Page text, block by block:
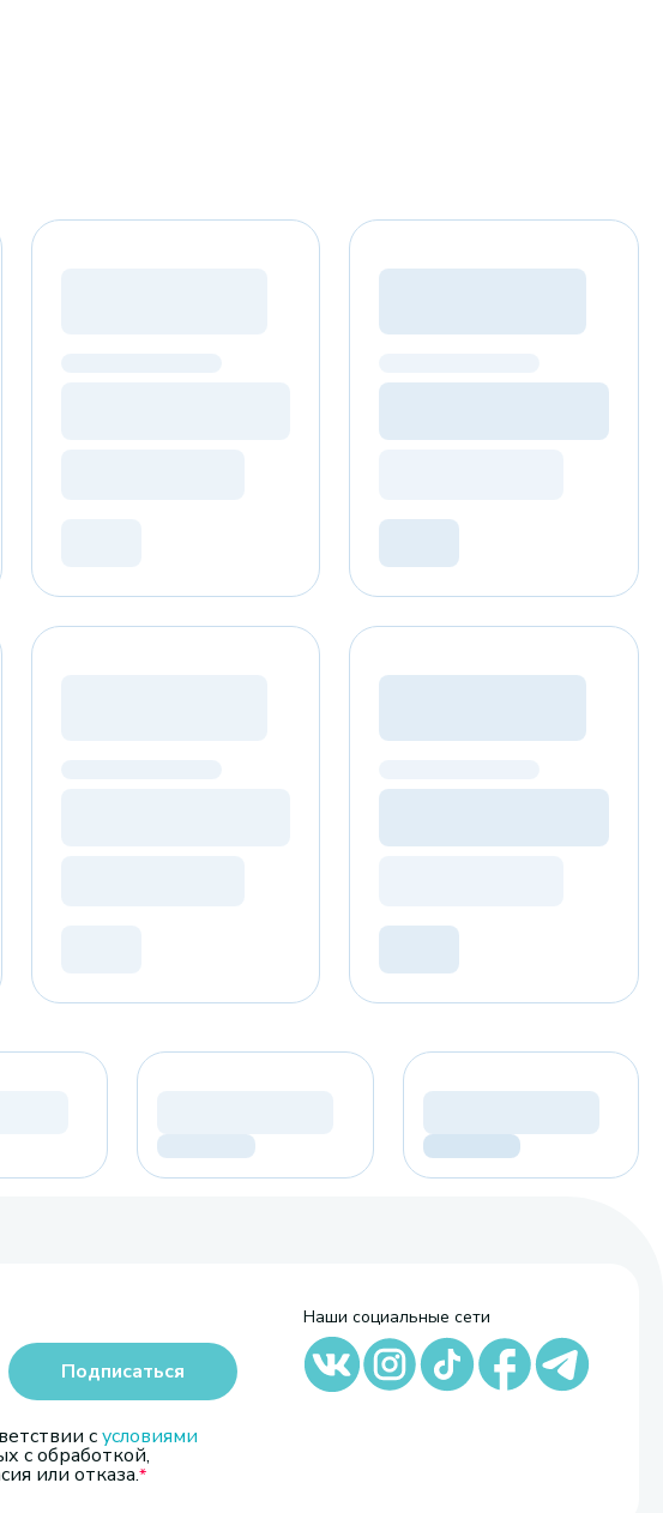
сусловиями
с обработкой,
или отказа.
Подписаться
Наши социальные сети